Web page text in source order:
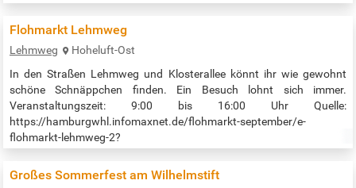
Lassen Sie sich von unseren Kellerfunden überraschen. Privater
Verkauf – keine Händler, keine Neuware! Schauen Sie vorbei und
ergattern Sie…
Flohmarkt Lehmweg
Lehmweg
Hoheluft-Ost
In den Straßen Lehmweg und Klosterallee könnt ihr wie gewohnt
schöne Schnäppchen finden. Ein Besuch lohnt sich immer.
Veranstaltungszeit: 9:00 bis 16:00 Uhr Quelle:
https://hamburgwhl.infomaxnet.de/flohmarkt-september/e-
flohmarkt-lehmweg-2?
Großes Sommerfest am Wilhelmstift